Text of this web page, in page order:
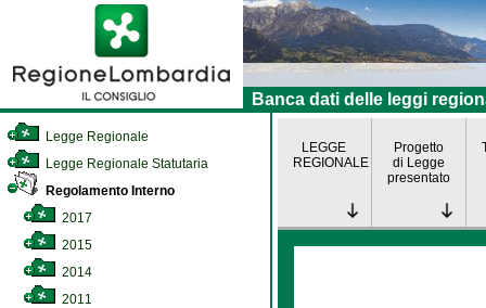
Banca dati delle leggi
Legge Regionale
Legge Regionale Statutaria
Regolamento Interno
2017
2015
2014
2011
LEGGE
REGIONALE
Progetto
di Legge
presentato